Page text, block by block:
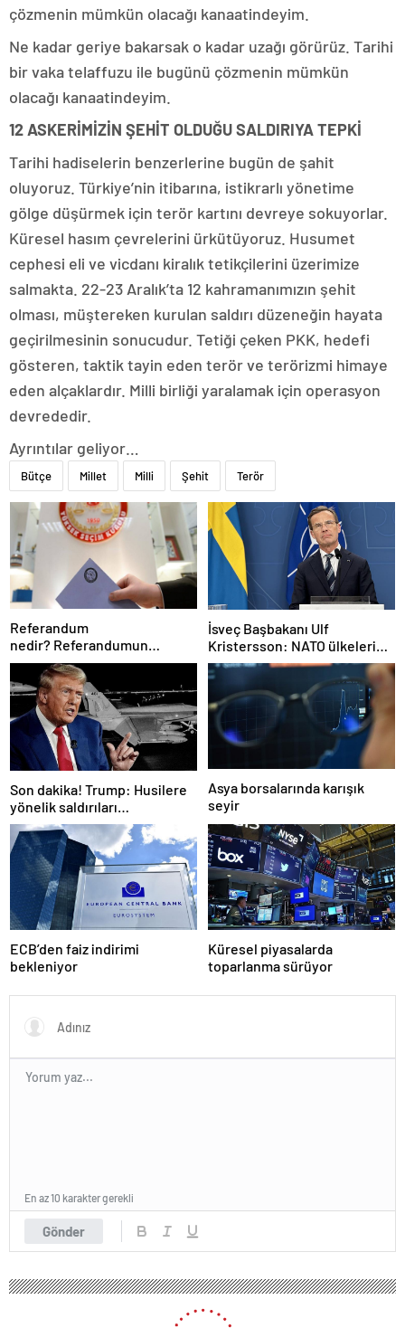
çözmenin mümkün olacağı kanaatindeyim.
Ne kadar geriye bakarsak o kadar uzağı görürüz. Tarihi
bir vaka telaffuzu ile bugünü çözmenin mümkün
olacağı kanaatindeyim.
12 ASKERİMİZİN ŞEHİT OLDUĞU SALDIRIYA TEPKİ
Tarihi hadiselerin benzerlerine bugün de şahit
oluyoruz. Türkiye’nin itibarına, istikrarlı yönetime
gölge düşürmek için terör kartını devreye sokuyorlar.
Küresel hasım çevrelerini ürkütüyoruz. Husumet
cephesi eli ve vicdanı kiralık tetikçilerini üzerimize
salmakta. 22-23 Aralık’ta 12 kahramanımızın şehit
olması, müştereken kurulan saldırı düzeneğin hayata
geçirilmesinin sonucudur. Tetiği çeken PKK, hedefi
gösteren, taktik tayin eden terör ve terörizmi himaye
eden alçaklardır. Milli birliği yaralamak için operasyon
devrededir.
Ayrıntılar geliyor…
Bütçe Millet Milli Şehit Terör
Referandum
nedir? Referandumun
yapılma nedenleri
İsveç Başbakanı Ulf
Kristersson: NATO ülkeleri
savunma harcamalarını
artıracak
Son dakika! Trump: Husilere
yönelik saldırıları
durduruyoruz
Asya borsalarında karışık
seyir
ECB’den faiz indirimi
bekleniyor
Küresel piyasalarda
toparlanma sürüyor
Gönder
En az 10 karakter gerekli